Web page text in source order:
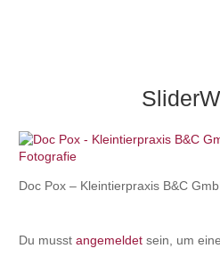
Doc Pox – Kleintierpraxis B&C
Du musst angemeldet sein, um